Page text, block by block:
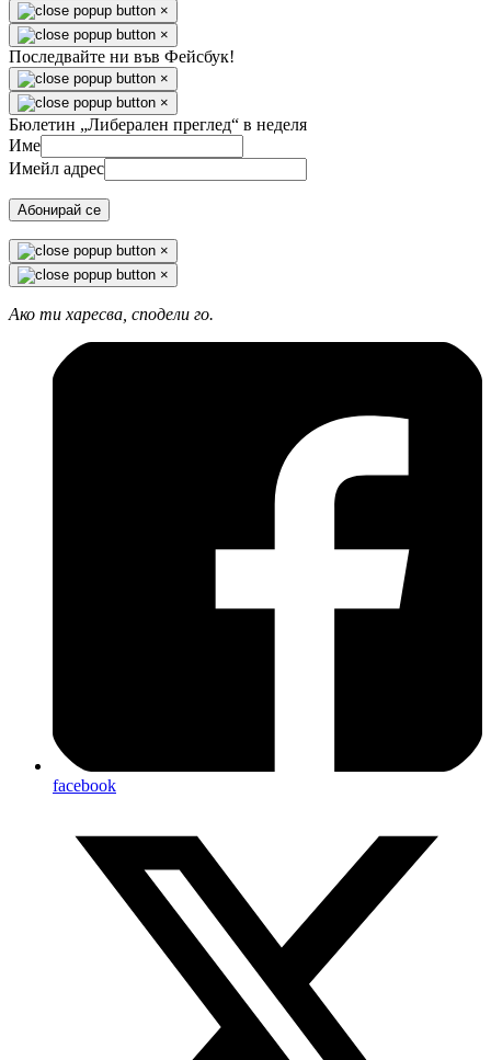
×
×
Последвайте ни във Фейсбук!
×
×
Бюлетин „Либерален преглед“ в неделя
Име
Имейл адрес
Абонирай се
×
×
Ако ти харесва, сподели го.
facebook